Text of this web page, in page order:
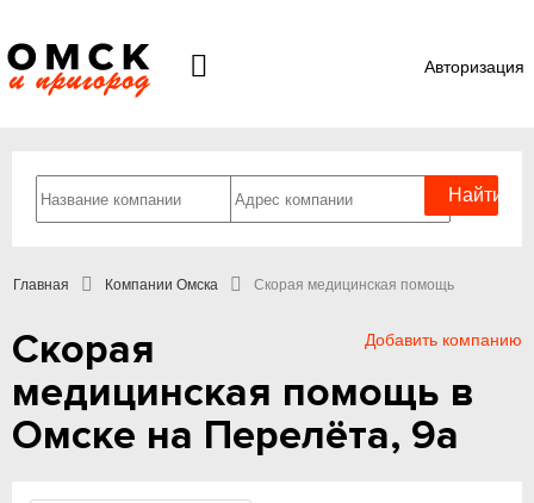
Авторизация
Главная Компании Омска Скорая медицинская помощь
Добавить компанию
Скорая
медицинская помощь в
Омске на Перелёта, 9а